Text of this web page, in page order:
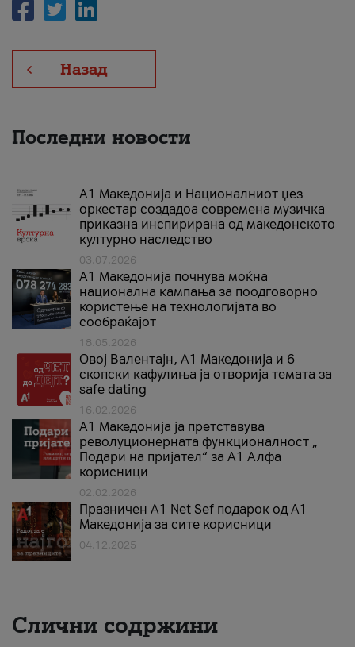
Назад
Последни новости
А1 Македонија и Националниот џез
оркестар создадоа современа музичка
приказна инспирирана од македонското
културно наследство
03.07.2026
A1 Македонија почнува моќна
национална кампања за поодговорно
користење на технологијата во
сообраќајот
18.05.2026
Овој Валентајн, A1 Македонија и 6
скопски кафулиња ја отворија темата за
safe dating
16.02.2026
А1 Македонија ја претставува
револуционерната функционалност „
Подари на пријател“ за А1 Алфа
корисници
02.02.2026
Празничен A1 Net Sеf подарок од А1
Македонија за сите корисници
04.12.2025
Слични содржини